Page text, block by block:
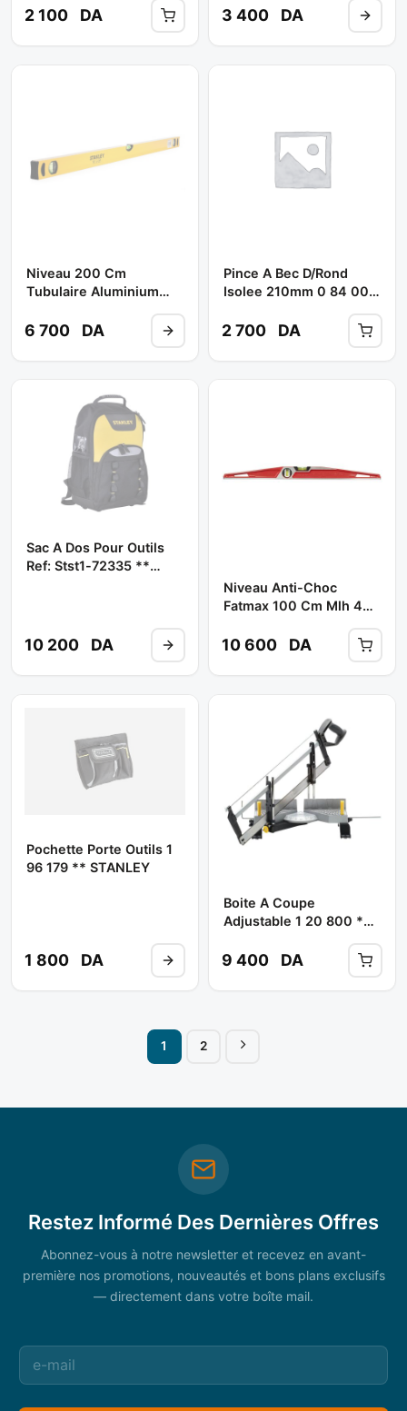
2 100 DA 3 400 DA
Niveau 200 Cm
Tubulaire Aluminium
STANLEY
6 700 DA
Pince A Bec D/rond
Isolee 210mm 0 84 007
2 700 DA
Sac A Dos Pour Outils
Ref: Stst1-72335 **
10 200 DA
Niveau Anti-Choc
Fatmax 100 Cm Mlh 42
10 600 DA
Pochette Porte Outils 1
96 179 ** STANLEY
1 800 DA
Boite A Coupe
Adjustable 1 20 800 **
9 400 DA
1 2
Restez Informé Des Dernières Offres
Abonnez-vous à notre newsletter et recevez en avant-
première nos promotions, nouveautés et bons plans exclusifs
— directement dans votre boîte mail.